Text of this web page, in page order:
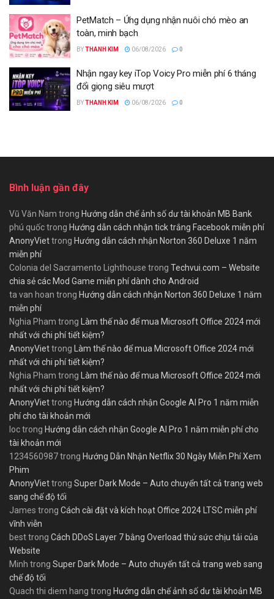
PetMatch – Ứng dụng nhận nuôi chó mèo an
toàn, minh bạch
BYTHANH KIM 06/08/2026 0
Nhận ngay key iTop Voicy Pro miễn phí 6 tháng
đổi giọng siêu mượt
BYTHANH KIM 06/08/2026 0
Bình luận gần đây
Vũ Văn Nam trong Hướng dẫn chế ảnh số dư tài khoản MB Bank
phú quốctrong Hướng dẫn cách nhận tick trắng Facebook miễn phí
AnonyViettrong Hướng dẫn cách nhận Norton 360 Deluxe 1 năm
miễn phí
Colonia del Sacramento Lighthouse trong Techvui.com – Website
chia sẻ các Mod Game miễn phí dành cho Android
ta van hoan trong Hướng dẫn cách nhận Norton 360 Deluxe 1 năm
miễn phí
Nghia Pham trong
Làm thế nào để mua Microsoft Office 2024 mới
nhất với chi phí tiết kiệm?
AnonyViettrong
Làm thế nào để mua Microsoft Office 2024 mới
nhất với chi phí tiết kiệm?
Nghia Pham trong
Làm thế nào để mua Microsoft Office 2024 mới
nhất với chi phí tiết kiệm?
AnonyViettrong Hướng dẫn cách nhận Google AI Pro 1 năm miễn
phí cho tài khoản mới
loctrong Hướng dẫn cách nhận Google AI Pro 1 năm miễn phí cho
tài khoản mới
1234560987trong Hướng Dẫn Nhận Netflix 30 Ngày Miễn Phí Xem
Phim
AnonyViettrong Super Dark Mode – Auto chuyển tất cả trang web
sang chế độ tối
James trong Cách cài đặt và kích hoạt Office 2024 LTSC miễn phí
vĩnh viễn
besttrong Cách DDoS Layer 7 bằng Overload thử sức chịu tải của
Website
Minh trong Super Dark Mode – Auto chuyển tất cả trang web sang
chế độ tối
Quach thi diem hang trong Hướng dẫn chế ảnh số dư tài khoản MB